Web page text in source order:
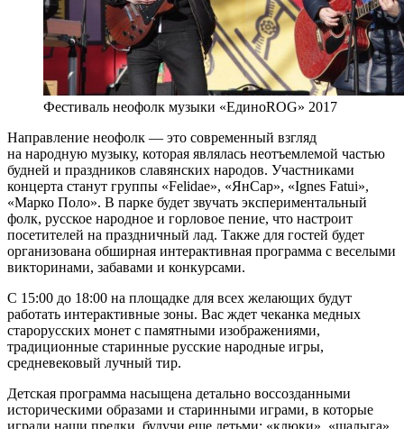
Фестиваль неофолк музыки «ЕдиноROG» 2017
Направление неофолк — это современный взгляд
на народную музыку, которая являлась неотъемлемой частью
будней и праздников славянских народов. Участниками
концерта станут группы «Felidae», «ЯнСар», «Ignes Fatui»,
«Марко Поло». В парке будет звучать экспериментальный
фолк, русское народное и горловое пение, что настроит
посетителей на праздничный лад. Также для гостей будет
организована обширная интерактивная программа с веселыми
викторинами, забавами и конкурсами.
С 15:00 до 18:00 на площадке для всех желающих будут
работать интерактивные зоны. Вас ждет чеканка медных
старорусских монет с памятными изображениями,
традиционные старинные русские народные игры,
средневековый лучный тир.
Детская программа насыщена детально воссозданными
историческими образами и старинными играми, в которые
играли наши предки, будучи еще детьми: «клюки», «шалыга»,